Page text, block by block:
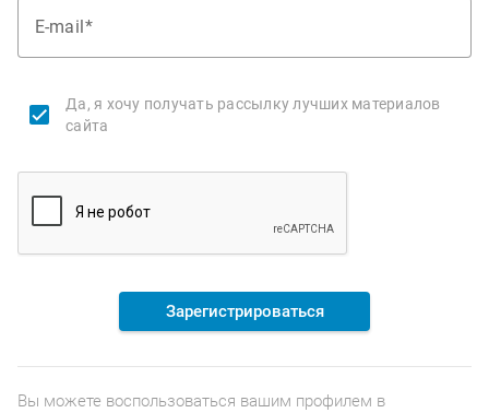
E-mail
Да, я хочу получать рассылку лучших материалов
сайта
Зарегистрироваться
Вы можете воспользоваться вашим профилем в